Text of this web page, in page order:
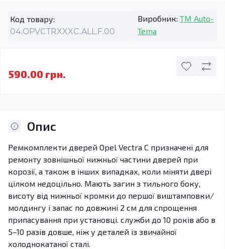
Код товару:
04.OPVCTRXXXC.ALL.F.00
Виробник: TM Auto-
Tema
590.00 грн.
Опис
Ремкомплекти дверей Opel Vectra C призначені для
ремонту зовнішньої нижньої частини дверей при
корозії, а також в інших випадках, коли міняти двері
цілком недоцільно. Мають загин з тильного боку,
висоту від нижньої кромки до першої виштамповки/
молдингу і запас по довжині 2 см для спрощення
припасування при установці. служби до 10 років або в
5–10 разів довше, ніж у деталей із звичайної
холоднокатаної сталі.